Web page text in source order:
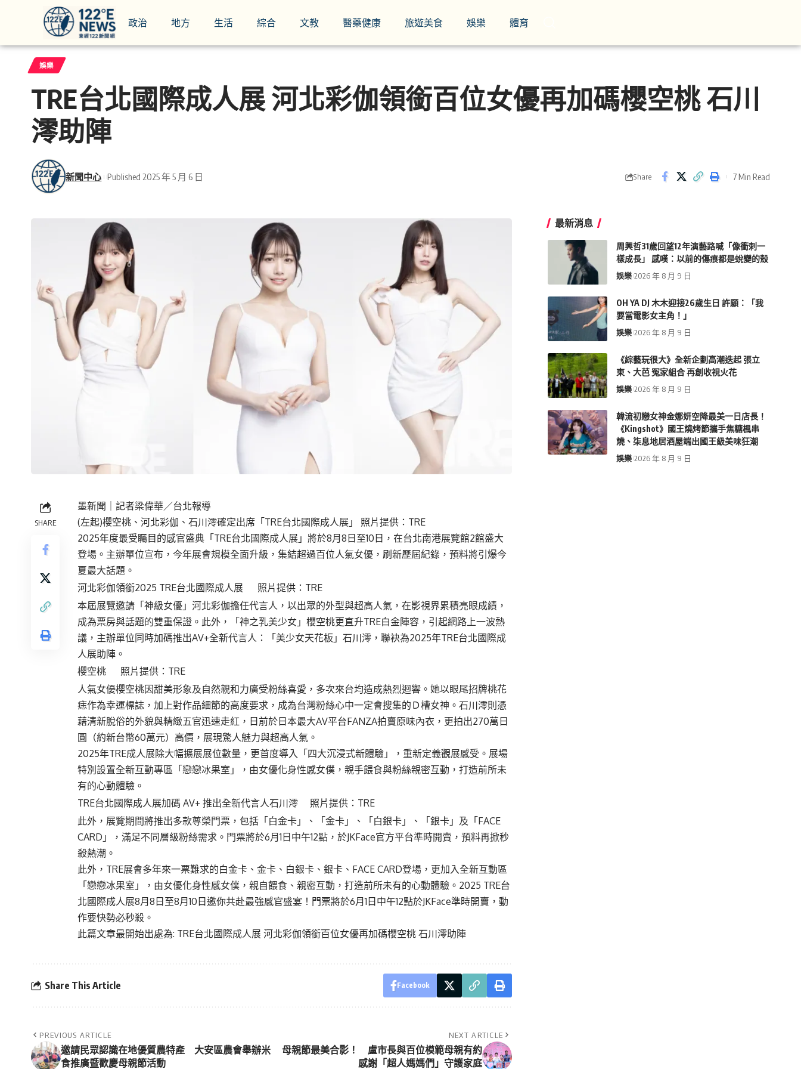
政治 地方 生活 綜合 文教 醫藥健康 旅遊美食 娛樂 體育
娛樂
TRE台北國際成人展 河北彩伽領銜百位女優再加碼櫻空桃 石川
澪助陣
新聞中心 Published 2025 年 5 月 6 日 Share 7 Min Read
SHARE
墨新聞 ｜記者梁偉華／台北報導
(左起)櫻空桃、河北彩伽、石川澪確定出席「TRE台北國際成人展」 照片提供：TRE
2025年度最受矚目的感官盛典「TRE台北國際成人展」將於8月8日至10日，在台北南港展覽館2館盛大
登場。主辦單位宣布，今年展會規模全面升級，集結超過百位人氣女優，刷新歷屆紀錄，預料將引爆今
夏最大話題。
河北彩伽領銜2025 TRE台北國際成人展 照片提供：TRE
本屆展覽邀請「神級女優」河北彩伽擔任代言人，以出眾的外型與超高人氣，在影視界累積亮眼成績，
成為票房與話題的雙重保證。此外，「神之乳美少女」櫻空桃更直升TRE白金陣容，引起網路上一波熱
議，主辦單位同時加碼推出AV+全新代言人：「美少女天花板」石川澪，聯袂為2025年TRE台北國際成
人展助陣。
櫻空桃 照片提供：TRE
人氣女優櫻空桃因甜美形象及自然親和力廣受粉絲喜愛，多次來台均造成熱烈迴響。她以眼尾招牌桃花
痣作為幸運標誌，加上對作品細節的高度要求，成為台灣粉絲心中一定會搜集的Ｄ槽女神。石川澪則憑
藉清新脫俗的外貌與精緻五官迅速走紅，日前於日本最大AV平台FANZA拍賣原味內衣，更拍出270萬日
圓（約新台幣60萬元）高價，展現驚人魅力與超高人氣。
2025年TRE成人展除大幅擴展展位數量，更首度導入「四大沉浸式新體驗」，重新定義觀展感受。展場
特別設置全新互動專區「戀戀冰果室」，由女優化身性感女僕，親手餵食與粉絲親密互動，打造前所未
有的心動體驗。
TRE台北國際成人展加碼 AV+ 推出全新代言人石川澪 照片提供：TRE
此外，展覽期間將推出多款尊榮門票，包括「白金卡」、「金卡」、「白銀卡」、「銀卡」及「FACE
CARD」，滿足不同層級粉絲需求。門票將於6月1日中午12點，於JKFace官方平台準時開賣，預料再掀秒
殺熱潮。
此外，TRE展會多年來一票難求的白金卡、金卡、白銀卡、銀卡、FACE CARD登場，更加入全新互動區
「戀戀冰果室」，由女優化身性感女僕，親自餵食、親密互動，打造前所未有的心動體驗。2025 TRE台
北國際成人展8月8日至8月10日邀你共赴最強感官盛宴！門票將於6月1日中午12點於JKFace準時開賣，動
作要快勢必秒殺。
此篇文章最開始出處為: TRE台北國際成人展 河北彩伽領銜百位女優再加碼櫻空桃 石川澪助陣
Share This Article Facebook
PREVIOUS ARTICLE
邀請民眾認識在地優質農特產 大安區農會舉辦米
食推廣暨歡慶母親節活動
NEXT ARTICLE
母親節最美合影！ 盧市長與百位模範母親有約
感謝「超人媽媽們」守護家庭
最新消息
周興哲31歲回望12年演藝路喊「像衝刺一
樣成長」 感嘆：以前的傷痕都是蛻變的殼
娛樂 2026 年 8 月 9 日
OH YA DJ 木木迎接26歲生日 許願：「我
要當電影女主角！」
娛樂 2026 年 8 月 9 日
《綜藝玩很大》全新企劃高潮迭起 張立
東、大芭 冤家組合 再創收視火花
娛樂 2026 年 8 月 9 日
韓流初戀女神金娜妍空降最美一日店長！
《Kingshot》國王燒烤節攜手焦糖楓串
燒、柒息地居酒屋端出國王級美味狂潮
娛樂 2026 年 8 月 9 日